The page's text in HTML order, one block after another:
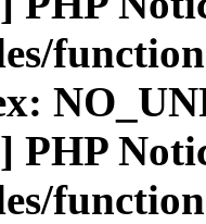
PHP